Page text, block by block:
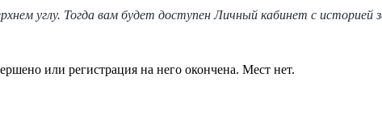
углу. Тогда вам будет доступен Личный кабинет с историей
или регистрация на него окончена. Мест нет.